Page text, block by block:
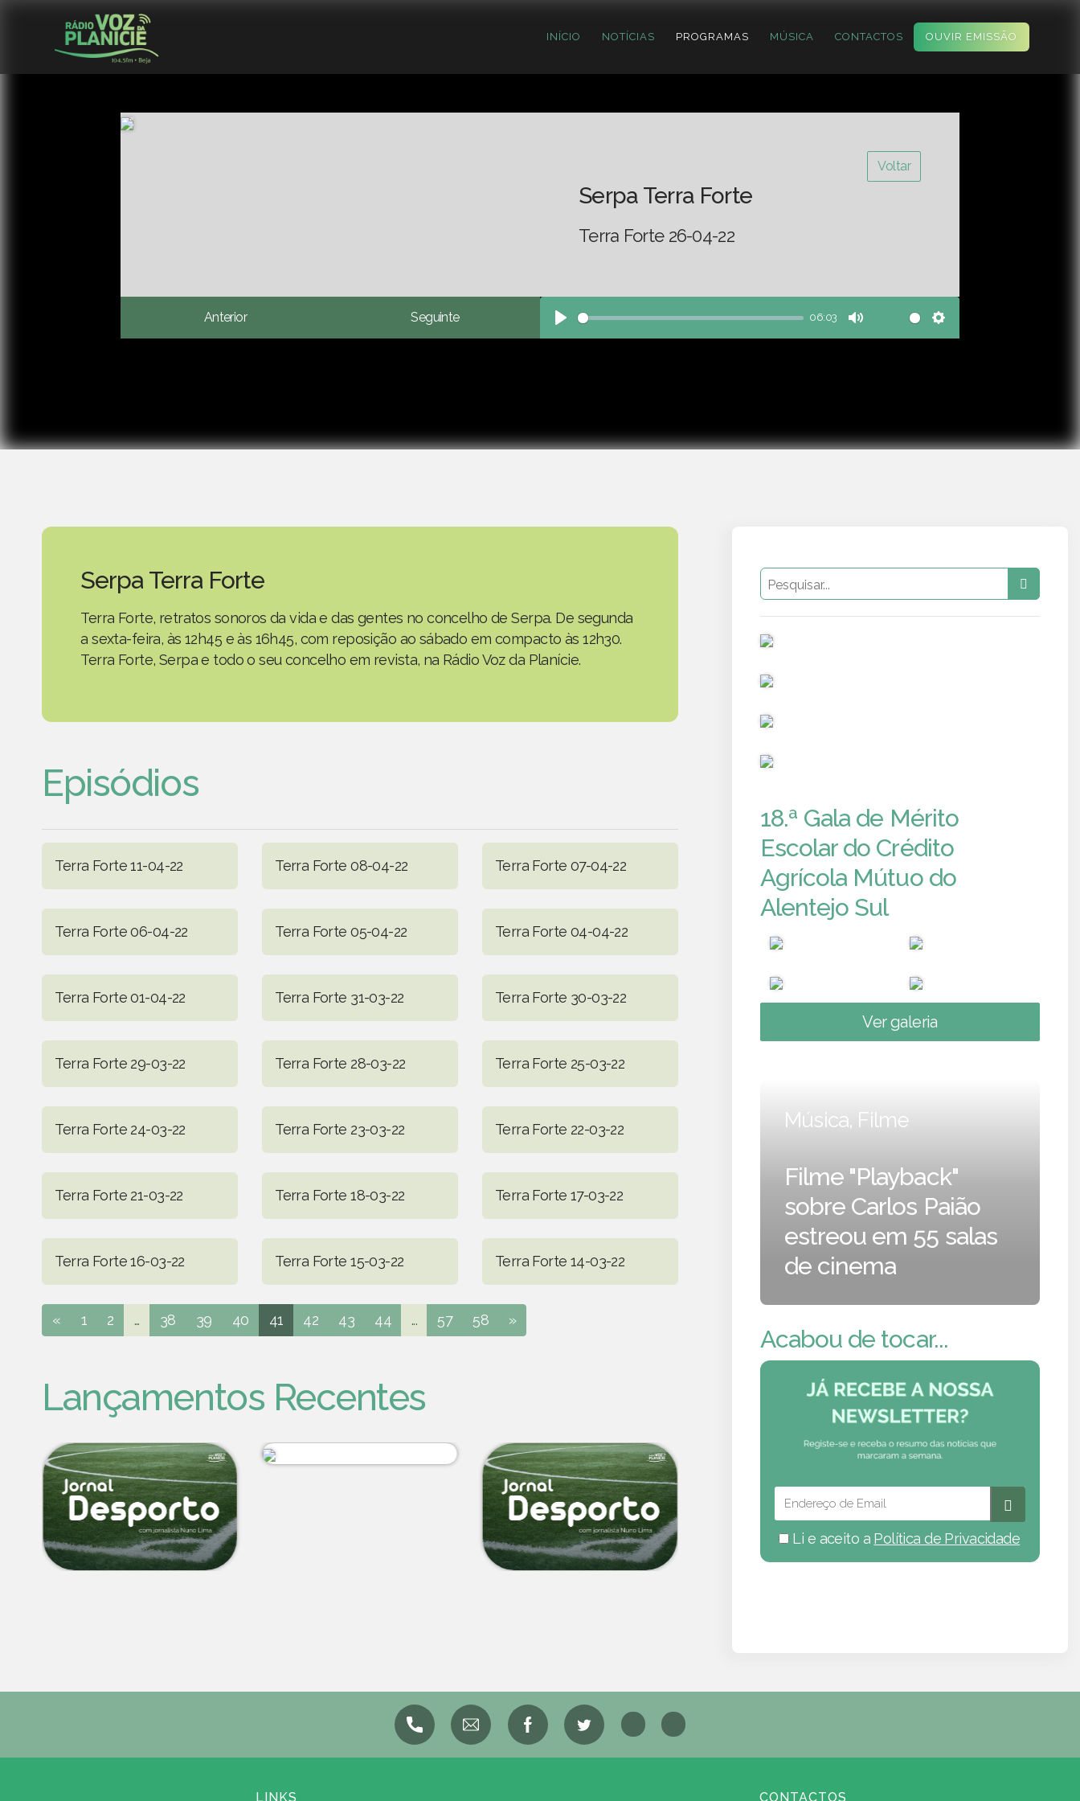
INÍCIO NOTÍCIAS PROGRAMAS MÚSICA CONTACTOS OUVIR EMISSÃO
Voltar
Serpa Terra Forte
Terra Forte 26-04-22
Anterior Seguinte
Play
06:03
Mute Settings
Serpa Terra Forte
Terra Forte, retratos sonoros da vida e das gentes no concelho de Serpa. De segunda
a sexta-feira, às 12h45 e às 16h45, com reposição ao sábado em compacto às 12h30.
Terra Forte, Serpa e todo o seu concelho em revista, na Rádio Voz da Planície.
Episódios
Terra Forte 11-04-22 Terra Forte 08-04-22 Terra Forte 07-04-22
Terra Forte 06-04-22 Terra Forte 05-04-22 Terra Forte 04-04-22
Terra Forte 01-04-22 Terra Forte 31-03-22 Terra Forte 30-03-22
Terra Forte 29-03-22 Terra Forte 28-03-22 Terra Forte 25-03-22
Terra Forte 24-03-22 Terra Forte 23-03-22 Terra Forte 22-03-22
Terra Forte 21-03-22 Terra Forte 18-03-22 Terra Forte 17-03-22
Terra Forte 16-03-22 Terra Forte 15-03-22 Terra Forte 14-03-22
« 1 2 ... 38 39 40 41 42 43 44 ... 57 58 »
Lançamentos Recentes
18.ª Gala de Mérito
Escolar do Crédito
Agrícola Mútuo do
Alentejo Sul
Ver galeria
Música, Filme
Filme "Playback"
sobre Carlos Paião
estreou em 55 salas
de cinema
Acabou de tocar...
Li e aceito a Política de Privacidade
LINKS CONTACTOS